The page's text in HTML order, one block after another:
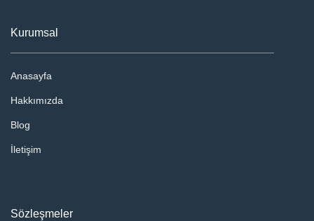
Kurumsal
Anasayfa
Hakkımızda
Blog
İletişim
Sözleşmeler